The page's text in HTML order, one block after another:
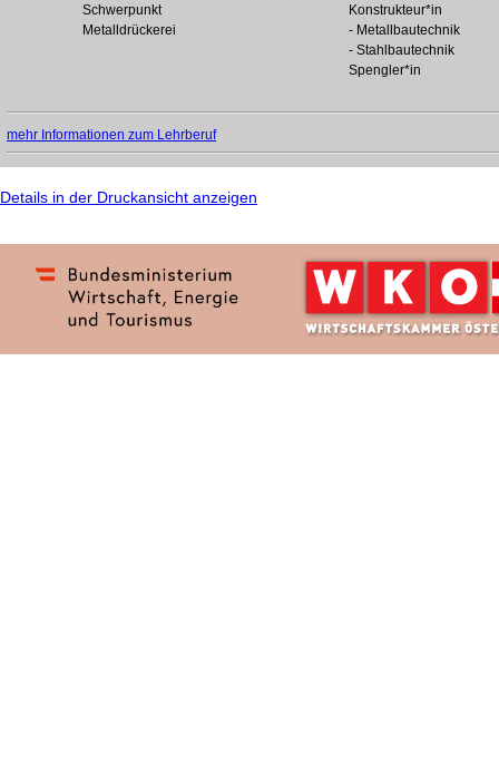
Schwerpunkt
Metalldrückerei
Konstrukteur*in
- Metallbautechnik
- Stahlbautechnik
Spengler*in
mehr Informationen zum Lehrberuf
Details in der Druckansicht anzeigen